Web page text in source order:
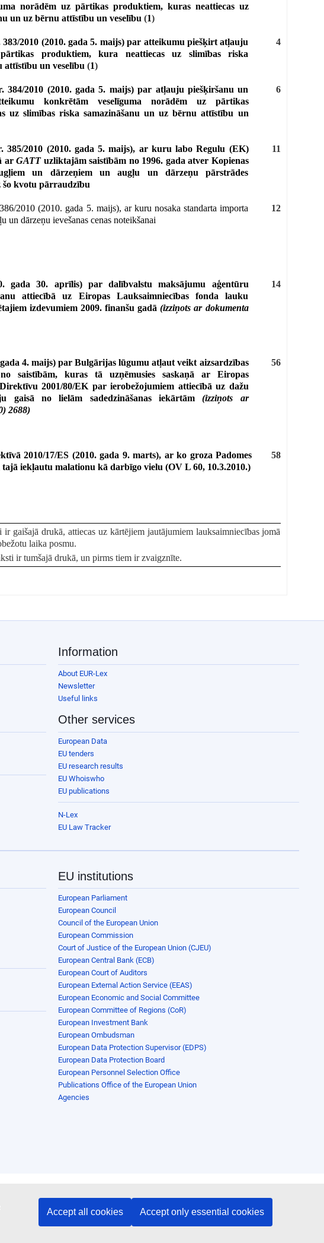
Accept all cookies Accept only essential cookies
norādēm uz pārtikas produktiem, kuras neattiecas uz
un uz bērnu attīstību un veselību (1)
2010 (2010. gada 5. maijs) par atteikumu piešķirt atļauju
produktiem, kura neattiecas uz slimības riska
attīstību un veselību (1)
4
384/2010 (2010. gada 5. maijs) par atļauju piešķiršanu un
konkrētām veselīguma norādēm uz pārtikas
uz slimības riska samazināšanu un uz bērnu attīstību un
6
385/2010 (2010. gada 5. maijs), ar kuru labo Regulu (EK)
arGATTuzliktajām saistībām no 1996. gada atver Kopienas
un dārzeņiem un augļu un dārzeņu pārstrādes
kvotu pārraudzību
11
2010 (2010. gada 5. maijs), ar kuru nosaka standarta importa
un dārzeņu ievešanas cenas noteikšanai
12
gada 30. aprīlis) par dalībvalstu maksājumu aģentūru
attiecībā uz Eiropas Lauksaimniecības fonda lauku
izdevumiem 2009. finanšu gadā(izziņots ar dokumenta
14
4. maijs) par Bulgārijas lūgumu atļaut veikt aizsardzības
saistībām, kuras tā uzņēmusies saskaņā ar Eiropas
2001/80/EK par ierobežojumiem attiecībā uz dažu
gaisā no lielām sadedzināšanas iekārtām(izziņots ar
2688)
56
2010/17/ES (2010. gada 9. marts), ar ko groza Padomes
iekļautu malationu kā darbīgo vielu (OV L 60, 10.3.2010.)
58
gaišajā drukā, attiecas uz kārtējiem jautājumiem lauksaimniecības jomā
laika posmu.
ir tumšajā drukā, un pirms tiem ir zvaigznīte.
Information
About EUR-Lex
Newsletter
Useful links
Other services
European Data
EU tenders
EU research results
EU Whoiswho
EU publications
N-Lex
EU Law Tracker
EU institutions
European Parliament
European Council
Council of the European Union
European Commission
Court of Justice of the European Union (CJEU)
European Central Bank (ECB)
European Court of Auditors
European External Action Service (EEAS)
European Economic and Social Committee
European Committee of Regions (CoR)
European Investment Bank
European Ombudsman
European Data Protection Supervisor (EDPS)
European Data Protection Board
European Personnel Selection Office
Publications Office of the European Union
Agencies